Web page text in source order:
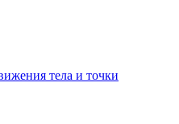
тела и точки